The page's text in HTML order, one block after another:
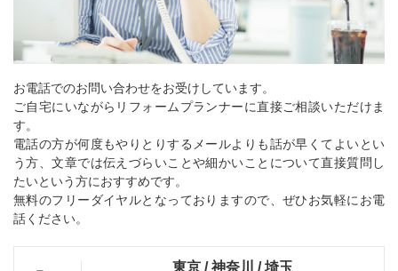
お電話でのお問い合わせをお受けしています。
ご自宅にいながらリフォームプランナーに直接ご相談いただけま
す。
電話の方が何度もやりとりするメールよりも話が早くてよいとい
う方、文章では伝えづらいことや細かいことについて直接質問し
たいという方におすすめです。
無料のフリーダイヤルとなっておりますので、ぜひお気軽にお電
話ください。
東京 / 神奈川 / 埼玉